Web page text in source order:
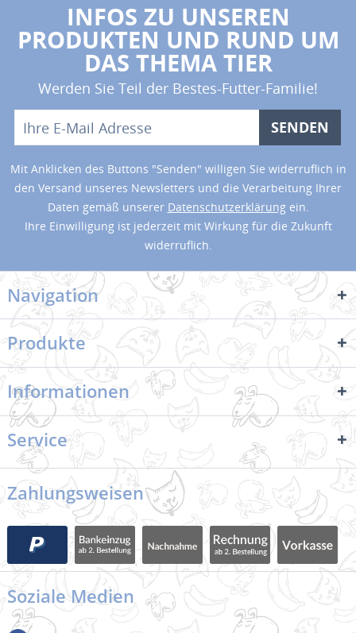
INFOS ZU UNSEREN
PRODUKTEN UND RUND UM
DAS THEMA TIER
Werden Sie Teil der Bestes-Futter-Familie!
SENDEN
Mit Anklicken des Buttons "Senden" willigen Sie widerruflich in
den Versand unseres Newsletters und die Verarbeitung Ihrer
Daten gemäß unserer Datenschutzerklärungein.
Ihre Einwilligung ist jederzeit mit Wirkung für die Zukunft
widerruflich.
Navigation
Produkte
Informationen
Service
Zahlungsweisen
Soziale Medien